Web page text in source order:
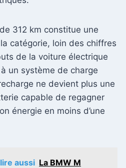
de 312 km constitue une
catégorie, loin des chiffres
de la voiture électrique
un système de charge
ne devient plus une
capable de regagner
énergie en moins d’une
aussi La BMW M